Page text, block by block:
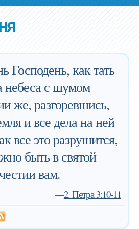
Господень, как тать
небеса с шумом
же, разгоревшись,
и все дела на ней
все это разрушится,
быть в святой
вам.
—2. Петра 3:10-11